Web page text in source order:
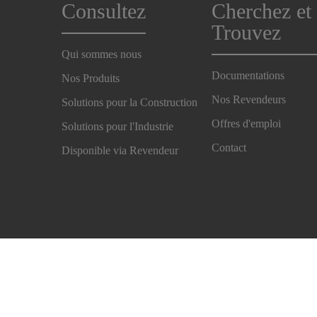
Consultez
Qui sommes nous
Nos Produits
Solutions pour la Construction
Solutions pour l'Industrie
Disponible via Revendeur
Cherchez et
Trouvez
Documentations
Nos Revendeurs
Offres d'emploi
Contact